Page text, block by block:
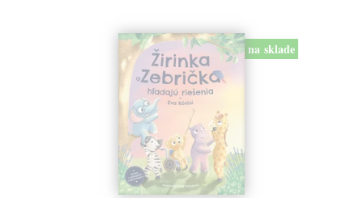
na sklade